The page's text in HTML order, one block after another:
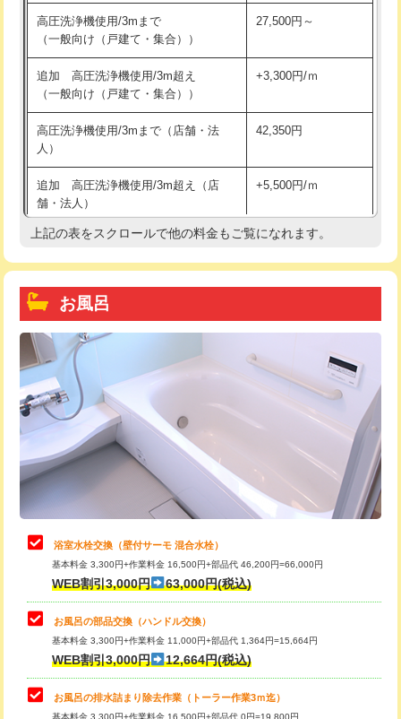
高圧洗浄機使用/3mまで
（一般向け（戸建て・集合））
27,500円～
追加 高圧洗浄機使用/3m超え
（一般向け（戸建て・集合））
+3,300円/ｍ
高圧洗浄機使用/3mまで（店舗・法
人）
42,350円
追加 高圧洗浄機使用/3m超え（店
舗・法人）
+5,500円/ｍ
高度高圧洗浄換 現地調査
トーラー機使用/3mまで
追加トーラー機使用/3m超え
カメラ調査 33,000円
桝清掃 8,800円
止水・漏水調査・防水処理・清掃・修
理・調整・分解・加工など（軽作業）
止水・漏水調査・防水処理・清掃・修
理・調整・分解・加工など（中作業）
22,000円
止水・漏水調査・防水処理・清掃・修
理・調整・分解・加工など（重作業）
33,000円
トイレタンク脱着
トイレ便器脱着
タンクレストイレ脱着 33,000円
上記の表をスクロールで他の料金もご覧になれます。
お風呂
浴室水栓交換（壁付サーモ 混合水栓）
基本料金 3,300円+作業料金 16,500円+部品代 46,200円=66,000円
WEB割引3,000円 63,000円(税込)
お風呂の部品交換（ハンドル交換）
基本料金 3,300円+作業料金 11,000円+部品代 1,364円=15,664円
WEB割引3,000円 12,664円(税込)
お風呂の排水詰まり除去作業（トーラー作業3ｍ迄）
基本料金 3,300円+作業料金 16,500円+部品代 0円=19,800円